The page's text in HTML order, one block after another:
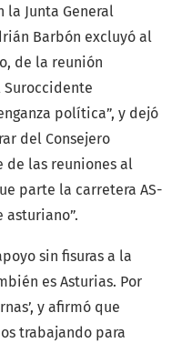
la Junta General
Barbón excluyó al
de la reunión
política”, y dejó
del Consejero
de las reuniones al
parte la carretera AS-
asturiano”.
sin fisuras a la
es Asturias. Por
y afirmó que
trabajando para